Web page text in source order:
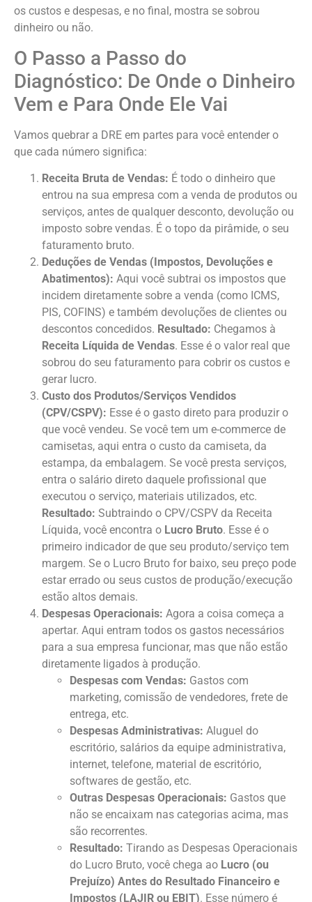
os custos e despesas, e no final, mostra se sobrou
dinheiro ou não.
O Passo a Passo do
Diagnóstico: De Onde o Dinheiro
Vem e Para Onde Ele Vai
Vamos quebrar a DRE em partes para você entender o
que cada número significa:
Receita Bruta de Vendas: É todo o dinheiro que
entrou na sua empresa com a venda de produtos ou
serviços, antes de qualquer desconto, devolução ou
imposto sobre vendas. É o topo da pirâmide, o seu
faturamento bruto.
Deduções de Vendas (Impostos, Devoluções e
Abatimentos): Aqui você subtrai os impostos que
incidem diretamente sobre a venda (como ICMS,
PIS, COFINS) e também devoluções de clientes ou
descontos concedidos. Resultado: Chegamos à
Receita Líquida de Vendas. Esse é o valor real que
sobrou do seu faturamento para cobrir os custos e
gerar lucro.
Custo dos Produtos/Serviços Vendidos
(CPV/CSPV): Esse é o gasto direto para produzir o
que você vendeu. Se você tem um e-commerce de
camisetas, aqui entra o custo da camiseta, da
estampa, da embalagem. Se você presta serviços,
entra o salário direto daquele profissional que
executou o serviço, materiais utilizados, etc.
Resultado: Subtraindo o CPV/CSPV da Receita
Líquida, você encontra o Lucro Bruto. Esse é o
primeiro indicador de que seu produto/serviço tem
margem. Se o Lucro Bruto for baixo, seu preço pode
estar errado ou seus custos de produção/execução
estão altos demais.
Despesas Operacionais: Agora a coisa começa a
apertar. Aqui entram todos os gastos necessários
para a sua empresa funcionar, mas que não estão
diretamente ligados à produção.
Despesas com Vendas: Gastos com
marketing, comissão de vendedores, frete de
entrega, etc.
Despesas Administrativas: Aluguel do
escritório, salários da equipe administrativa,
internet, telefone, material de escritório,
softwares de gestão, etc.
Outras Despesas Operacionais: Gastos que
não se encaixam nas categorias acima, mas
são recorrentes.
Resultado: Tirando as Despesas Operacionais
do Lucro Bruto, você chega ao Lucro (ou
Prejuízo) Antes do Resultado Financeiro e
Impostos (LAJIR ou EBIT). Esse número é